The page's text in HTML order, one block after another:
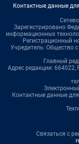
Контактные данные
Зарегистрировано
информационных
Регистрационный
Учредитель: Общество
Главный
Адрес редакции: 664022,
Контактные данные
Связаться с